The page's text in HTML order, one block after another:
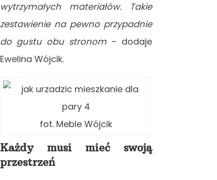
wytrzymałych materiałów. Takie
zestawienie na pewno przypadnie
do gustu obu stronom – dodaje
Ewelina Wójcik.
fot. Meble Wójcik
Każdy musi mieć swoją
przestrzeń